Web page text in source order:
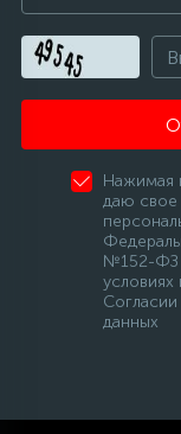
Нажимая
даю свое
№152-ФЗ
условиях
данных